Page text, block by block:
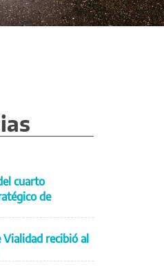
cuarto
de
recibió al